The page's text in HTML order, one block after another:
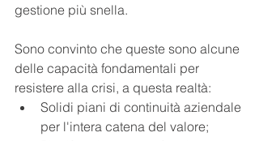
gestione più snella.
Sono convinto che queste sono alcune
delle capacità fondamentali per
resistere alla crisi, a questa realtà:
Solidi piani di continuità aziendale
per l'intera catena del valore;